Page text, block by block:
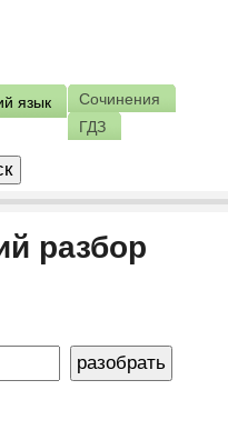
язык
Сочинения
ГДЗ
разбор